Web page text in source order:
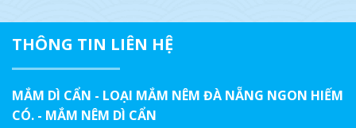
THÔNG TIN LIÊN HỆ
MẮM DÌ CẨN - LOẠI MẮM NÊM ĐÀ NẴNG NGON HIẾM
CÓ. - MẮM NÊM DÌ CẨN